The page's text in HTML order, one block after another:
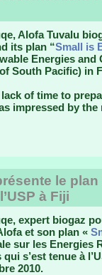
Alofa Tuvalu
its plan “Small is
Energies and
South Pacific) in
of time to
impressed by
le
à Fiji
expert biogaz
et son plan «
sur les Energies
s’est tenue à
2010.